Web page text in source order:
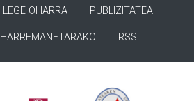
LEGE OHARRA PUBLIZITATEA
HARREMANETARAKO RSS